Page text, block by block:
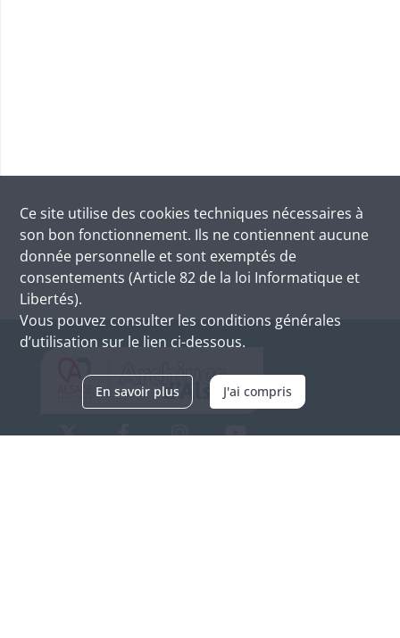
Ce site utilise des cookies techniques nécessaires à
son bon fonctionnement. Ils ne contiennent aucune
donnée personnelle et sont exemptés de
consentements (Article 82 de la loi Informatique et
Libertés).
Vous pouvez consulter les conditions générales
d’utilisation sur le lien ci-dessous.
En savoir plus J'ai compris